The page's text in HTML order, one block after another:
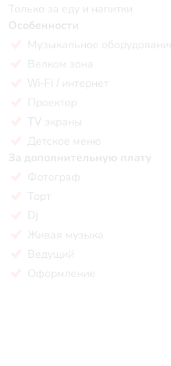
Только за еду и напитки
Особенности
Музыкальное оборудование
Велком зона
Wi-Fi / интернет
Проектор
TV экраны
Детское меню
За дополнительную плату
Фотограф
Торт
Dj
Живая музыка
Ведущий
Оформление